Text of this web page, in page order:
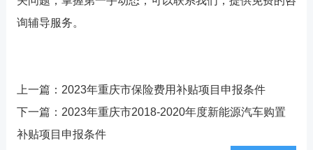
询辅导服务。
上一篇： 2023年重庆市保险费用补贴项目申报条件
下一篇： 2023年重庆市2018-2020年度新能源汽车购置
补贴项目申报条件